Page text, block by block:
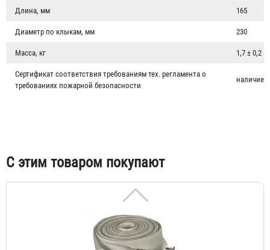
Длина, мм 165
Диаметр по клыкам, мм 230
Масса, кг 1,7 ± 0,2
Сертификат соответствия требованиям тех. регламента о
требованиях пожарной безопасности
наличие
С этим товаром покупают
Головка муфтовая ГМ-150